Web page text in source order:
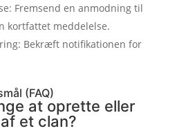
Fremsend en anmodning til
kortfattet meddelelse.
Bekræft notifikationen for
(FAQ)
at oprette eller
et clan?